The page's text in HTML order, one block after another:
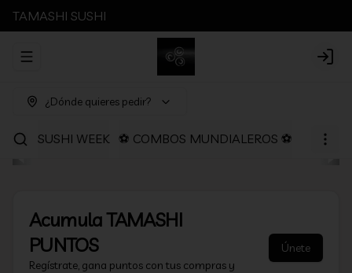
TAMASHI SUSHI
Abrir menu de navegación Login
¿Dónde quieres pedir?
SUSHI WEEK ⚽ COMBOS MUNDIALEROS ⚽
AcumulaTAMASHI
PUNTOS
Regístrate, gana puntos con tus compras y
Únete